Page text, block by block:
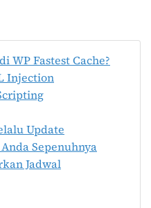
WP Fastest Cache?
Injection
Update
Sepenuhnya
Jadwal